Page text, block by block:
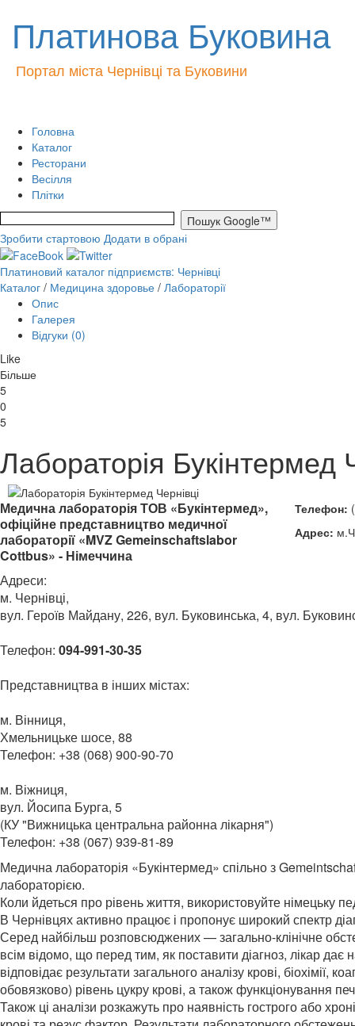
Платинова Буковина
Портал міста Чернівці та Буковини
Головна
Каталог
Ресторани
Весілля
Плітки
Зробити стартовою Додати в обрані
Платиновий каталог підприємств: Чернівці
Каталог / Медицина здоровье / Лабораторії
Опис
Галерея
Відгуки (0)
Like
Більше
5
0
5
Лабораторія Букінтермед
Телефон:
Адрес:
Медична лабораторія ТОВ «Букінтермед»,
офіційне представництво медичної
лабораторії «MVZ Gemeinschaftslabor
Cottbus» - Німеччина
Адреси:
м. Чернівці,
вул. Героїв Майдану, 226, вул. Буковинська, 4, вул.
Телефон: 094-991-30-35
Представництва в інших містах:
м. Вінниця,
Хмельницьке шосе, 88
Телефон: +38 (068) 900-90-70
м. Віжниця,
вул. Йосипа Бурга, 5
(КУ "Вижницька центральна районна лікарня")
Телефон: +38 (067) 939-81-89
Медична лабораторія «Букінтермед» спільно з
лабораторією.
Коли йдеться про рівень життя, використовуйте німецьку
В Чернівцях активно працює і пропонує широкий спектр
Серед найбільш розповсюджених — загально-клінічне
всім відомо, що перед тим, як поставити діагноз, лікар
відповідає результати загального аналізу крові,
обовязково) рівень цукру крові, а також функціонування
Також ці аналізи розкажуть про наявність гострого або